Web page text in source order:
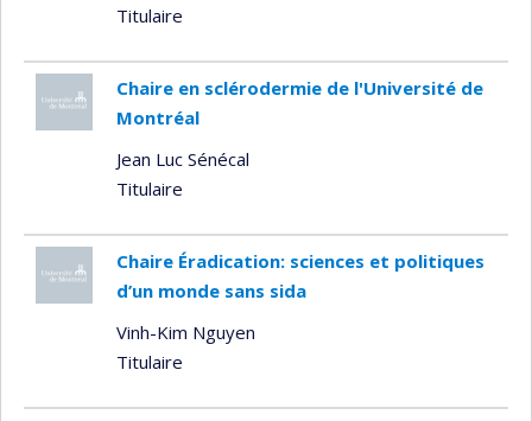
Titulaire
Chaire en sclérodermie de l'Université de
Montréal
Jean Luc Sénécal
Titulaire
Chaire Éradication: sciences et politiques
d’un monde sans sida
Vinh-Kim Nguyen
Titulaire